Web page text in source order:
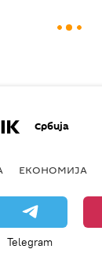
Србија
ЕКОНОМИЈА
Telegram